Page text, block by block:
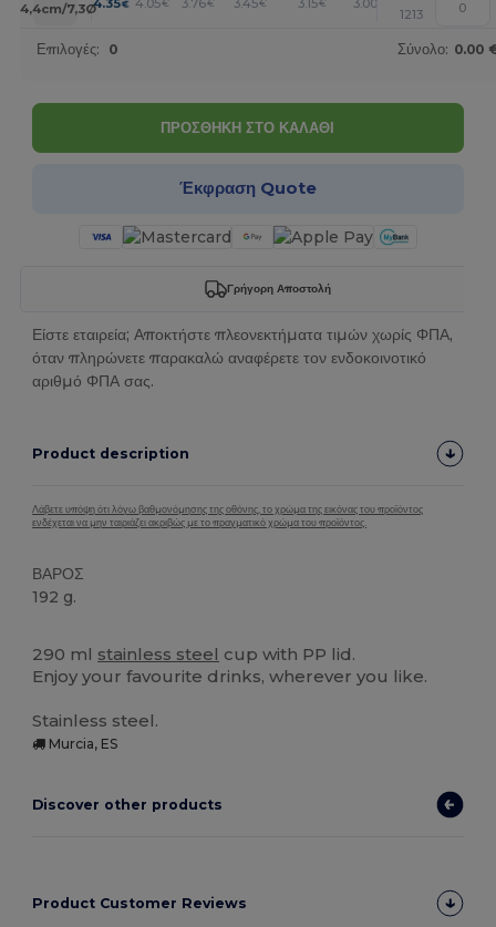
14,4cm/7,3Ø4.35€ 4.05€ 3.76€ 3.45€ 3.15€ 3.00
1213
Επιλογές: 0 Σύνολο: 0.00
ΠΡΟΣΘΗΚΗ ΣΤΟ ΚΑΛΑΘΙ
Έκφραση Quote
Γρήγορη Αποστολή
Είστε εταιρεία; Αποκτήστε πλεονεκτήματα τιμών χωρίς ΦΠΑ,
όταν πληρώνετε παρακαλώ αναφέρετε τον ενδοκοινοτικό
αριθμό ΦΠΑ σας.
Product description
Λάβετε υπόψη ότι λόγω βαθμονόμησης της οθόνης, το χρώμα της εικόνας του προϊόντος
ενδέχεται να μην ταιριάζει ακριβώς με το πραγματικό χρώμα του προϊόντος.
ΒΑΡΟΣ
192 g.
290 ml stainless steel cup with PP lid.
Enjoy your favourite drinks, wherever you like.
Stainless steel.
Murcia, ES
Discover other products
Product Customer Reviews